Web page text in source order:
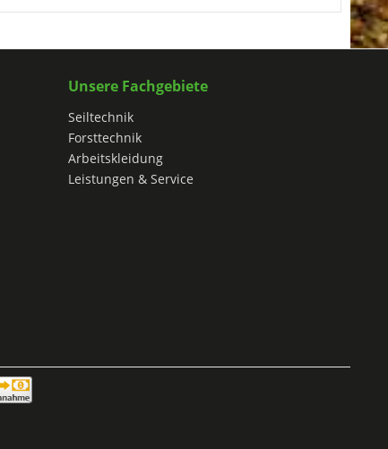
Unsere Fachgebiete
Seiltechnik
Forsttechnik
Arbeitskleidung
Leistungen & Service